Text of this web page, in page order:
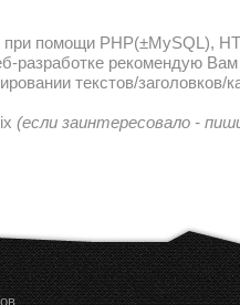
при помощи PHP(±MySQL),
рекомендую Вам
текстов/заголовков/
(если заинтересовало -